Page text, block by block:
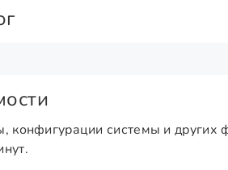
конфигурации системы и других